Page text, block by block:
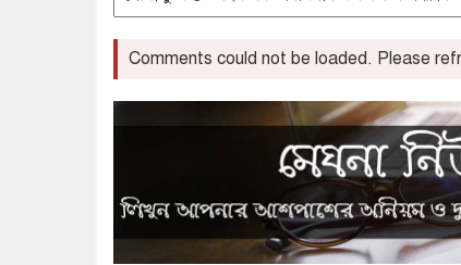
Comments could not be loaded. Please